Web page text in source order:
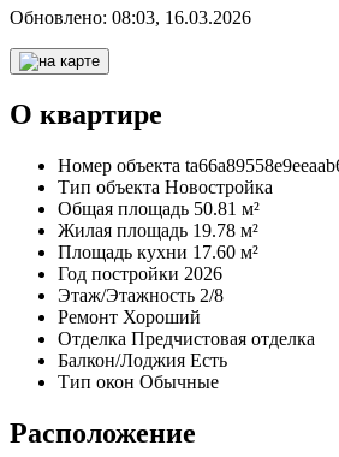
Обновлено: 08:03, 16.03.2026
О квартире
Номер объекта
Тип объекта Новостройка
Общая площадь 50.81 м²
Жилая площадь 19.78 м²
Площадь кухни 17.60 м²
Год постройки 2026
Этаж/Этажность 2/8
Ремонт Хороший
Отделка Предчистовая отделка
Балкон/Лоджия Есть
Тип окон Обычные
Расположение